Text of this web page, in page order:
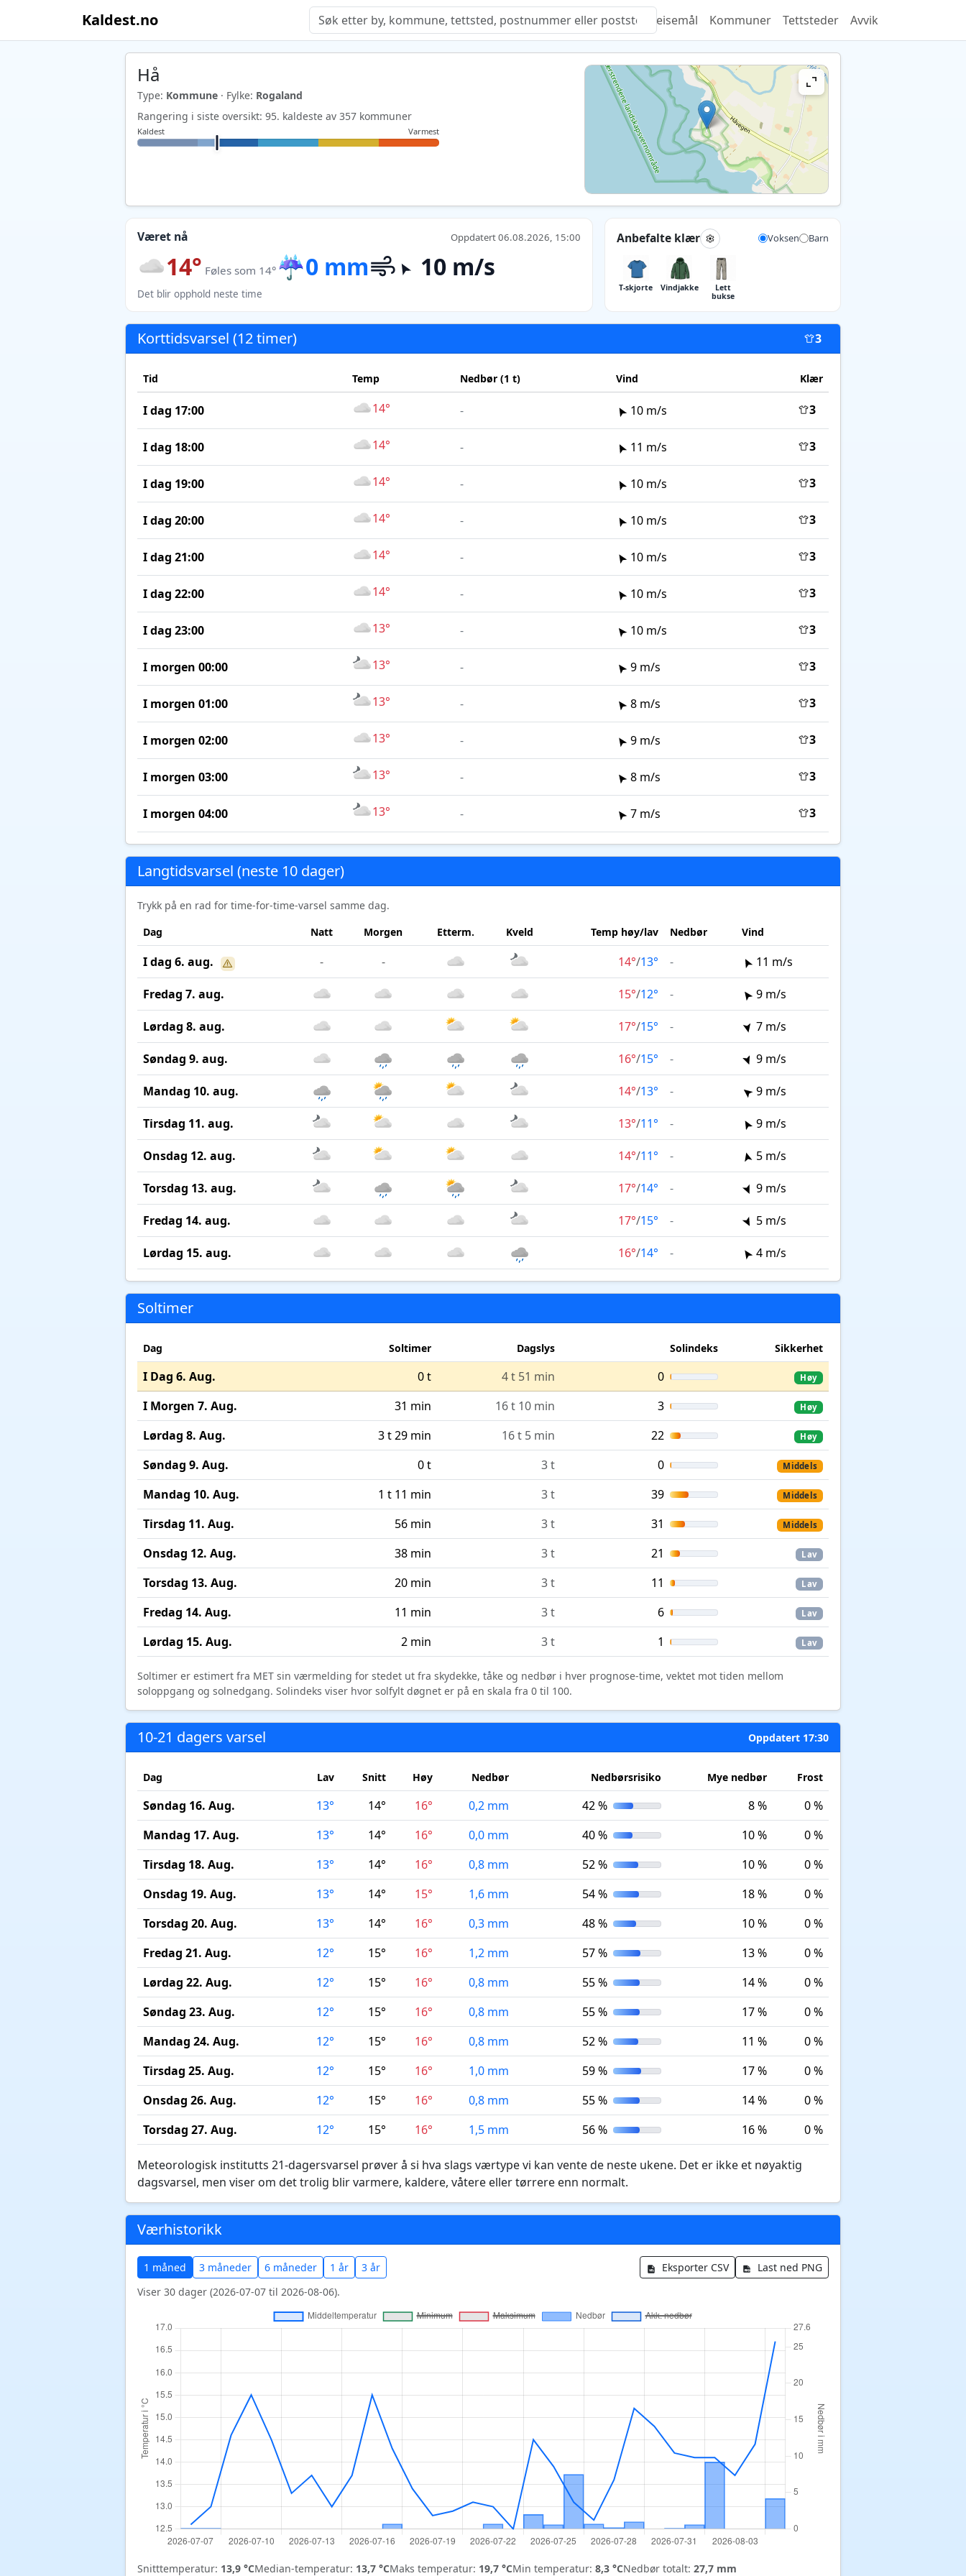
Kaldest.no Quiz Reisemål Kommuner Tettsteder Avvik
Hå
Type: Kommune · Fylke: Rogaland
Rangering i siste oversikt: 95. kaldeste av 357 kommuner
Kaldest Varmest
Været nå Oppdatert 06.08.2026, 15:00
14° Føles som 14° ☔0 mm 10 m/s
Det blir opphold neste time
Anbefalte klær Voksen Barn
T-skjorte Vind­jakke
Lett
bukse
Korttidsvarsel (12 timer) 3
Tid Temp Nedbør (1 t) Vind Klær
I dag 17:00 14° - 10 m/s 3
I dag 18:00 14° - 11 m/s 3
I dag 19:00 14° - 10 m/s 3
I dag 20:00 14° - 10 m/s 3
I dag 21:00 14° - 10 m/s 3
I dag 22:00 14° - 10 m/s 3
I dag 23:00 13° - 10 m/s 3
I morgen 00:00 13° - 9 m/s 3
I morgen 01:00 13° - 8 m/s 3
I morgen 02:00 13° - 9 m/s 3
I morgen 03:00 13° - 8 m/s 3
I morgen 04:00 13° - 7 m/s 3
Langtidsvarsel (neste 10 dager)
Trykk på en rad for time-for-time-varsel samme dag.
Dag
Natt Morgen Etterm. Kveld Temp høy/lav Nedbør Vind
I dag 6. aug. - - 14°/13° - 11 m/s
Fredag 7. aug. 15°/12° - 9 m/s
Lørdag 8. aug. 17°/15° - 7 m/s
Søndag 9. aug. 16°/15° - 9 m/s
Mandag 10. aug. 14°/13° - 9 m/s
Tirsdag 11. aug. 13°/11° - 9 m/s
Onsdag 12. aug. 14°/11° - 5 m/s
Torsdag 13. aug. 17°/14° - 9 m/s
Fredag 14. aug. 17°/15° - 5 m/s
Lørdag 15. aug. 16°/14° - 4 m/s
Soltimer
Dag Soltimer Dagslys Solindeks Sikkerhet
I Dag 6. Aug. 0 t 4 t 51 min 0 Høy
I Morgen 7. Aug. 31 min 16 t 10 min 3 Høy
Lørdag 8. Aug. 3 t 29 min 16 t 5 min 22 Høy
Søndag 9. Aug. 0 t 3 t 0 Middels
Mandag 10. Aug. 1 t 11 min 3 t 39 Middels
Tirsdag 11. Aug. 56 min 3 t 31 Middels
Onsdag 12. Aug. 38 min 3 t 21 Lav
Torsdag 13. Aug. 20 min 3 t 11 Lav
Fredag 14. Aug. 11 min 3 t 6 Lav
Lørdag 15. Aug. 2 min 3 t 1 Lav
Soltimer er estimert fra MET sin værmelding for stedet ut fra skydekke, tåke og nedbør i hver prognose-time, vektet mot tiden mellom
soloppgang og solnedgang. Solindeks viser hvor solfylt døgnet er på en skala fra 0 til 100.
10-21 dagers varsel Oppdatert 17:30
Dag Lav Snitt Høy Nedbør Nedbørsrisiko Mye nedbør Frost
Søndag 16. Aug. 13° 14° 16° 0,2 mm 42 % 8 %
0 %
Mandag 17. Aug.
13° 14° 16° 0,0 mm 40 % 10 %
0 %
Tirsdag 18. Aug.
13° 14° 16° 0,8 mm 52 % 10 %
0 %
Onsdag 19. Aug.
13° 14° 15° 1,6 mm 54 % 18 %
0 %
Torsdag 20. Aug.
13° 14° 16° 0,3 mm 48 % 10 %
0 %
Fredag 21. Aug.
12° 15° 16° 1,2 mm 57 % 13 %
0 %
Lørdag 22. Aug.
12° 15° 16° 0,8 mm 55 % 14 %
0 %
Søndag 23. Aug.
12° 15° 16° 0,8 mm 55 % 17 %
0 %
Mandag 24. Aug.
12° 15° 16° 0,8 mm 52 % 11 %
0 %
Tirsdag 25. Aug.
12° 15° 16° 1,0 mm 59 % 17 %
0 %
Onsdag 26. Aug.
12° 15° 16° 0,8 mm 55 % 14 %
0 %
Torsdag 27. Aug.
12° 15° 16° 1,5 mm 56 % 16 % 0 %
Meteorologisk institutts 21-dagersvarsel prøver å si hva slags værtype vi kan vente de neste ukene. Det er ikke et nøyaktig
dagsvarsel, men viser om det trolig blir varmere, kaldere, våtere eller tørrere enn normalt.
Værhistorikk
1 måned 3 måneder 6 måneder 1 år 3 år Eksporter CSV
Last ned PNG
Viser 30 dager (2026-07-07 til 2026-08-06).
Snitttemperatur: 13,9 °CMedian-temperatur: 13,7 °CMaks temperatur: 19,7 °CMin temperatur: 8,3 °CNedbør totalt: 27,7 mm